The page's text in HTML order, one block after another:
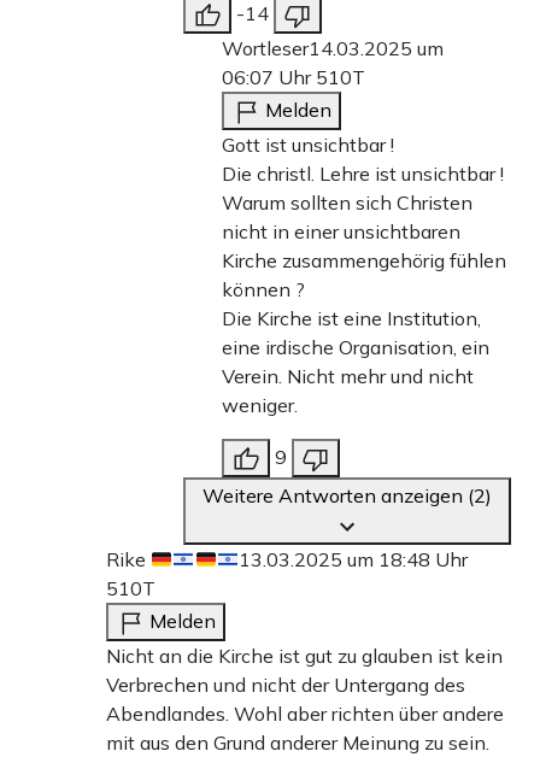
-14
Wortleser14.03.2025 um
06:07 Uhr 510T
Melden
Gott ist unsichtbar !
Die christl. Lehre ist unsichtbar !
Warum sollten sich Christen
nicht in einer unsichtbaren
Kirche zusammengehörig fühlen
können ?
Die Kirche ist eine Institution,
eine irdische Organisation, ein
Verein. Nicht mehr und nicht
weniger.
9
Weitere Antworten anzeigen (2)
Rike
13.03.2025 um 18:48 Uhr
510T
Melden
Nicht an die Kirche ist gut zu glauben ist kein
Verbrechen und nicht der Untergang des
Abendlandes. Wohl aber richten über andere
mit aus den Grund anderer Meinung zu sein.